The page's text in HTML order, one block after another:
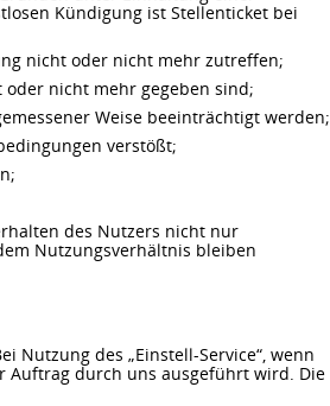
Kündigung ist Stellenticket bei
nicht oder nicht mehr zutreffen;
nicht mehr gegeben sind;
Weise beeinträchtigt werden;
verstößt;
des Nutzers nicht nur
Nutzungsverhältnis bleiben
Nutzung des „Einstell-Service“, wenn
Auftrag durch uns ausgeführt wird. Die